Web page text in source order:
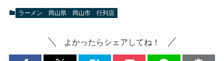
ラーメン 岡山県 岡山市 行列店
よかったらシェアしてね！